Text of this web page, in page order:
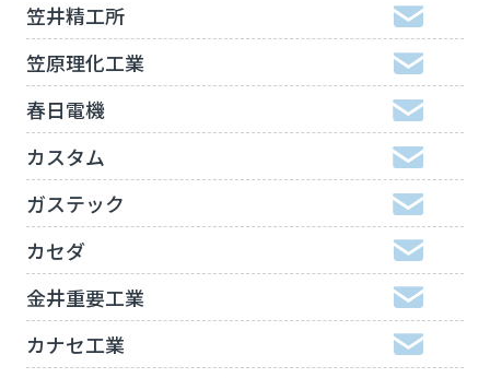
笠井精工所
笠原理化工業
春日電機
カスタム
ガステック
カセダ
金井重要工業
カナセ工業